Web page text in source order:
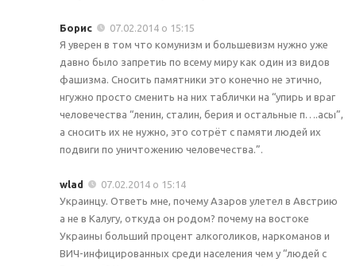
Борис
07.02.2014 о 15:15
Я уверен в том что комунизм и большевизм нужно уже
давно было запретиь по всему миру как один из видов
фашизма. Сносить памятники это конечно не этично,
нгужно просто сменить на них таблички на “упирь и враг
человечества “ленин, сталин, берия и остальные п….асы”,
а сносить их не нужно, это сотрёт с памяти людей их
подвиги по уничтожению человечества.”.
wlad
07.02.2014 о 15:14
Украинцу. Ответь мне, почему Азаров улетел в Австрию
а не в Калугу, откуда он родом? почему на востоке
Украины больший процент алкоголиков, наркоманов и
ВИЧ-инфицированных среди населения чем у “людей с